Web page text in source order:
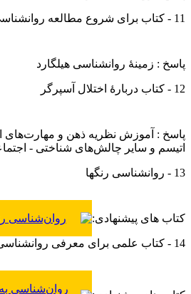
11 - کتاب برای شروع مطالعه روانشناسی
پاسخ : زمینۀ روانشناسی هیلگارد
12 - کتاب دربارۀ اختلال آسپرگر
پاسخ : آموزش نظریه ذهن و مهارت‌های
اتیسم و سایر چالش‌های شناختی -
13 - روانشناسی رنگها
کتاب های پیشنهادی: روان‌شناسی
14 - کتاب علمی برای معرفی روانشناسی
روان‌شناسی